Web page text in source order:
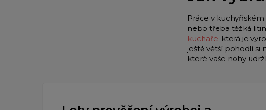
Práce v
nebo třeba těžká
kuchaře, která je
ještě větší pohodlí si
které vaše nohy